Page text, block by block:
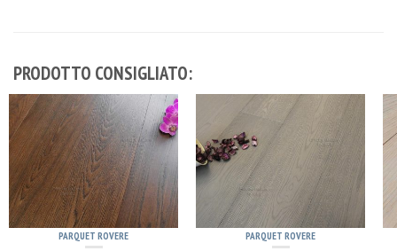
PRODOTTO CONSIGLIATO:
PARQUET ROVERE PARQUET ROVERE